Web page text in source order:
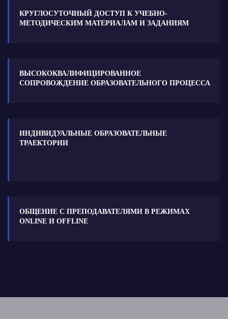
КРУГЛОСУТОЧНЫЙ ДОСТУП К УЧЕБНО-
МЕТОДИЧЕСКИМ МАТЕРИАЛАМ И ЗАДАНИЯМ
ВЫСОКОКВАЛИФИЦИРОВАННОЕ
СОПРОВОЖДЕНИЕ ОБРАЗОВАТЕЛЬНОГО ПРОЦЕССА
ИНДИВИДУАЛЬНЫЕ ОБРАЗОВАТЕЛЬНЫЕ
ТРАЕКТОРИИ
ОБЩЕНИЕ С ПРЕПОДАВАТЕЛЯМИ В РЕЖИМАХ
ONLINE И OFFLINE